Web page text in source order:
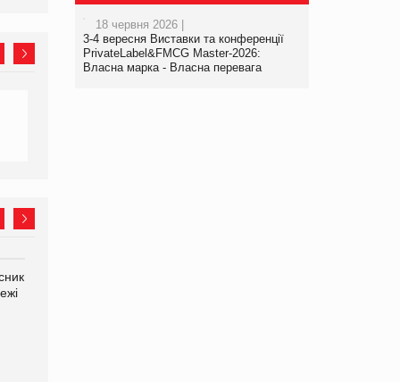
18 червня 2026 |
3-4 вересня Виставки та конференції
PrivateLabel&FMCG Master-2026:
Власна марка - Власна перевага